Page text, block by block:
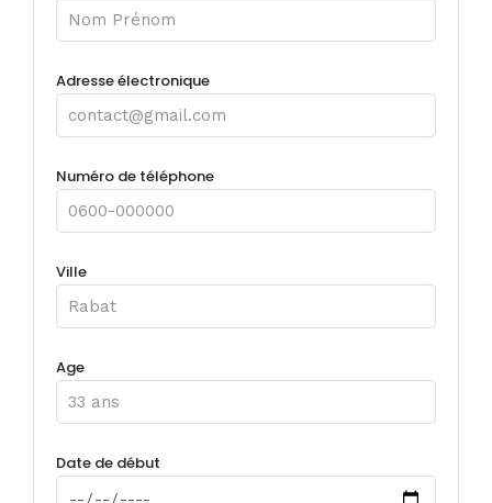
Adresse électronique
Numéro de téléphone
Ville
Age
Date de début